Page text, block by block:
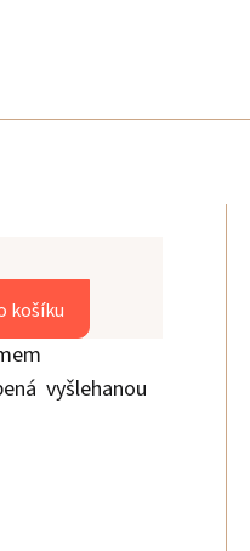
košíku
vyšlehanou